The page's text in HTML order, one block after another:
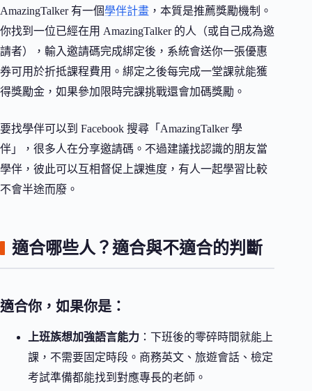
AmazingTalker 有一個學伴計畫 ，本質是推薦獎勵機制。
你找到一位已經在用 AmazingTalker 的人（或自己成為邀
請者），輸入邀請碼完成綁定後，系統會送你一張優惠
券可用於折抵課程費用。綁定之後每完成一堂課就能獲
得獎勵金，如果參加限時完課挑戰還會加碼獎勵。
要找學伴可以到 Facebook 搜尋「AmazingTalker 學
伴」，很多人在分享邀請碼。不過建議找認識的朋友當
學伴，彼此可以互相督促上課進度，有人一起學習比較
不會半途而廢。
適合哪些人？適合與不適合的判斷
適合你，如果你是：
上班族想加強語言能力 ：下班後的零碎時間就能上
課，不需要固定時段。商務英文、旅遊會話、檢定
考試準備都能找到對應專長的老師。